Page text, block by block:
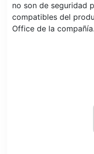
no son de seguridad
compatibles del
Office de la compañía.